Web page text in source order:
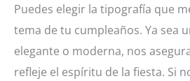
Puedes elegir la tipografía que
tema de tu cumpleaños. Ya sea
elegante o moderna, nos
refleje el espíritu de la fiesta. Si